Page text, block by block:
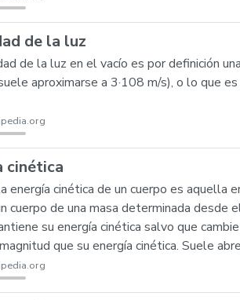
de la luz
de la luz en el vacío es por definición
aproximarse a 3·108 m/s), o lo que
cinética
energía cinética de un cuerpo es
cuerpo de una masa determinada desde
su energía cinética salvo que
que su energía cinética. Suele